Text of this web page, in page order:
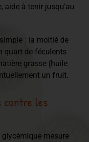
aide à tenir jusqu’au
: la moitié de
quart de féculents
grasse (huile
un fruit.
contre les
glycémique mesure